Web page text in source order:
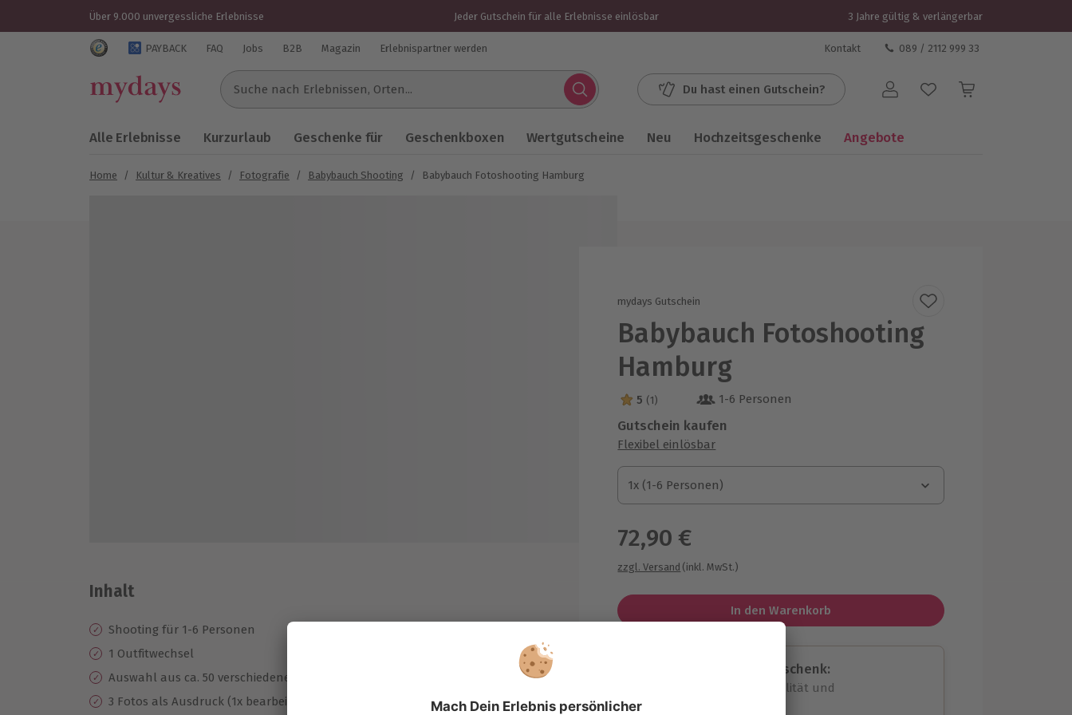
Über 9.000 unvergessliche Erlebnisse Jeder Gutschein für alle Erlebnisse einlösbar 3 Jahre gültig & verlängerbar
Trustedshops Bewertungen für mydays.de
PAYBACK FAQ Jobs B2B Magazin Erlebnispartner werden Kontakt 089 / 2112 999 33
Suche nach Erlebnissen...
Du hast einen Gutschein? Benutzerkonto
Alle Erlebnisse Kurzurlaub Geschenke für Geschenkboxen Wertgutscheine Neu Hochzeitsgeschenke Angebote
Home / Kultur & Kreatives / Fotografie / Babybauch Shooting / Babybauch Fotoshooting Hamburg
mydays Gutschein
Babybauch Fotoshooting
Hamburg
5 Sterne von 5 aus 1 Bewertungen
5 (1) 1-6 Personen
Gutschein kaufen
Flexibel einlösbar
1x (1-6 Personen)
1x (1-6 Personen)
1x (1-6 Personen)
72,90 €
zzgl. Versand (inkl. MwSt.)
In den Warenkorb
Immer das passende Geschenk:
Große Auswahl, volle Flexibilität und
maximale Sicherheit
Inhalt
Shooting für 1-6 Personen
1 Outfitwechsel
Auswahl aus ca. 50 verschiedenen Aufnahmen
3 Fotos als Ausdruck (1x bearbeitet) in 15x20 cm & als digitale Datei